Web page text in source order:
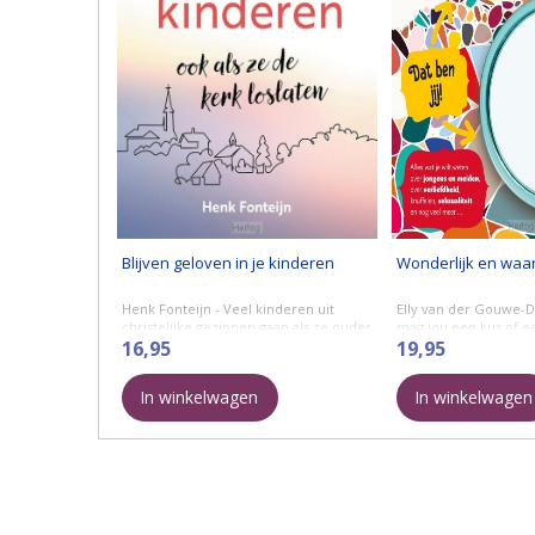
Blijven geloven in je kinderen
Henk Fonteijn - Veel kinderen uit
christelijke gezinnen gaan als ze ouder
worden niet meer naar de kerk.
Natuurlijk betekent dit niet altijd dat zij
daarmee ...
16,95
In winkelwagen
Wonderlijk en
Elly van der Gouwe-
mag jou een kus of
Wat zijn de
lichaam van een
19,95
In winkelwagen